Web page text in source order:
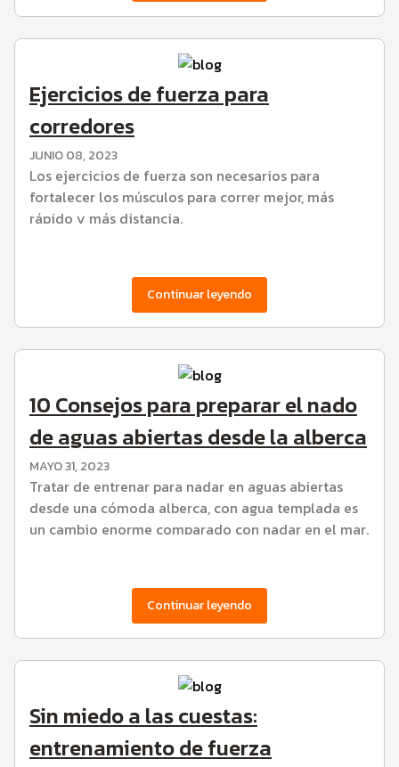
Ejercicios de fuerza para
corredores
JUNIO 08, 2023
Los ejercicios de fuerza son necesarios para
fortalecer los músculos para correr mejor, más
rápido y más distancia.
Continuar leyendo
10 Consejos para preparar el nado
de aguas abiertas desde la alberca
MAYO 31, 2023
Tratar de entrenar para nadar en aguas abiertas
desde una cómoda alberca, con agua templada es
un cambio enorme comparado con nadar en el mar.
Continuar leyendo
Sin miedo a las cuestas:
entrenamiento de fuerza